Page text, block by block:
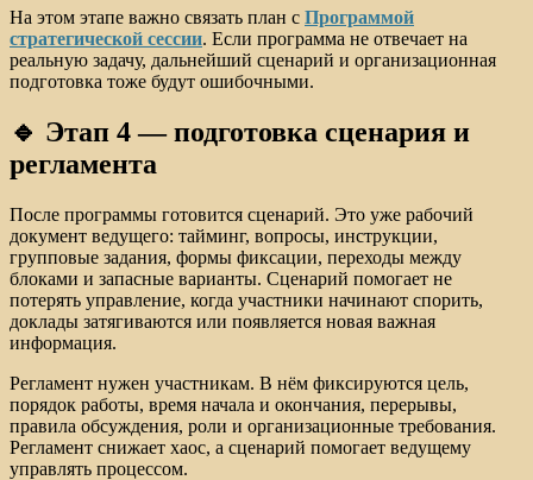
На этом этапе важно связать план с Программой
стратегической сессии. Если программа не отвечает на
реальную задачу, дальнейший сценарий и организационная
подготовка тоже будут ошибочными.
🔹 Этап 4 — подготовка сценария и
регламента
После программы готовится сценарий. Это уже рабочий
документ ведущего: тайминг, вопросы, инструкции,
групповые задания, формы фиксации, переходы между
блоками и запасные варианты. Сценарий помогает не
потерять управление, когда участники начинают спорить,
доклады затягиваются или появляется новая важная
информация.
Регламент нужен участникам. В нём фиксируются цель,
порядок работы, время начала и окончания, перерывы,
правила обсуждения, роли и организационные требования.
Регламент снижает хаос, а сценарий помогает ведущему
управлять процессом.